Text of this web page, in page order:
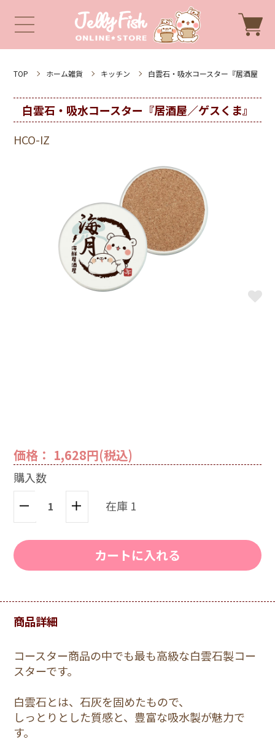
TOP ホーム雑貨 キッチン 白雲石・吸水コースター『居酒屋
白雲石・吸水コースター『居酒屋／ゲスくま』
HCO-IZ
価格： 1,628円(税込)
購入数
在庫 1
カートに入れる
商品詳細
コースター商品の中でも最も高級な白雲石製コー
スターです。
白雲石とは、石灰を固めたもので、
しっとりとした質感と、豊富な吸水製が魅力で
す。